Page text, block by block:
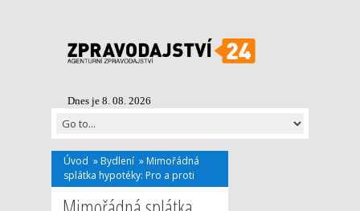
Dnes je 8. 08. 2026
Úvod » Bydlení » Mimořádná
splátka hypotéky: Pro a proti